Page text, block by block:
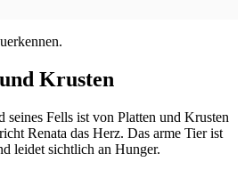
Krusten
seines Fells ist von Platten und Krusten
Renata das Herz. Das arme Tier ist
leidet sichtlich an Hunger.